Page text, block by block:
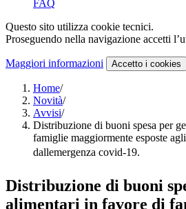
FAQ
Questo sito utilizza cookie tecnici.
Proseguendo nella navigazione accetti
Maggiori informazioni Accetto i cookies
Home/
Novità/
Avvisi/
Distribuzione di buoni spesa per
famiglie maggiormente esposte
dallemergenza covid-19.
Distribuzione di buoni
alimentari in favore di